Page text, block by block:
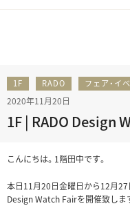
1F RADO フェア・イ
2020年11月20日
1F | RADO Design
こんにちは。1階田中です。
本日11月20日金曜日から12月27
Design Watch Fairを開催致しま